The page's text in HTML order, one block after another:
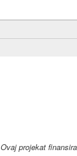
Ovaj projekat